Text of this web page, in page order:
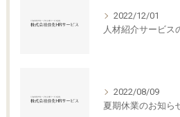
2022/12/01
人材紹介サービス
2022/08/09
夏期休業のお知ら